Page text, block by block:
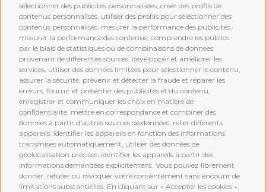
sélectionner des publicités personnalisées, créer des profils de
contenus personnalisés, utiliser des profils pour sélectionner des
contenus personnalisés, mesurer la performance des publicités,
mesurer la performance des contenus, comprendre les publics
par le biais de statistiques ou de combinaisons de données
provenant de différentes sources, développer et améliorer les
services, utiliser des données limitées pour sélectionner le contenu,
assurer la sécurité, prévenir et détecter la fraude et réparer les
erreurs, fournir et présenter des publicités et du contenu,
enregistrer et communiquer les choix en matière de
confidentialité, mettre en correspondance et combiner des
données à partir d’autres sources de données, relier différents
appareils, identifier les appareils en fonction des informations
transmises automatiquement, utiliser des données de
géolocalisation précises, identifier les appareils à partir des
informations demandées explicitement. Vous pouvez librement
donner, refuser ou révoquer votre consentement sans encourir de
limitations substantielles. En cliquant sur « Accepter les cookies »,
MEMBERSHIP